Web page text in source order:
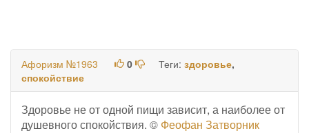
Афоризм №1963 0 Теги: здоровье,
спокойствие
Здоровье не от одной пищи зависит, а наиболее от
душевного спокойствия. © Феофан Затворник